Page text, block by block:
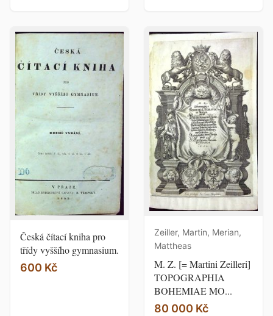
Česká čítací kniha pro
třídy vyššího gymnasium.
600 Kč
Zeiller, Martin, Merian,
Mattheas
M. Z. [= Martini Zeilleri]
TOPOGRAPHIA
BOHEMIAE MO...
80 000 Kč